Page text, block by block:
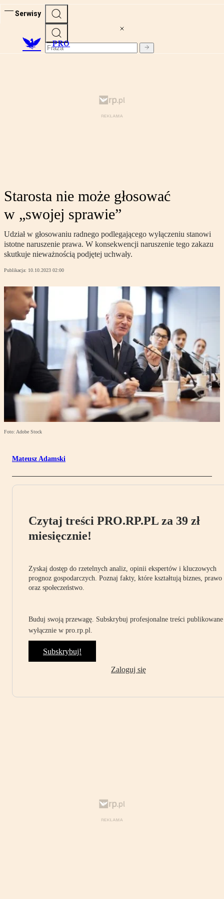
Serwisy
PRO
Starosta nie może głosować
w „swojej sprawie”
Udział w głosowaniu radnego podlegającego wyłączeniu stanowi
istotne naruszenie prawa. W konsekwencji naruszenie tego zakazu
skutkuje nieważnością podjętej uchwały.
Publikacja: 10.10.2023 02:00
Foto: Adobe Stock
Mateusz Adamski
Czytaj treści PRO.RP.PL za 39 zł
miesięcznie!
Zyskaj dostęp do rzetelnych analiz, opinii ekspertów i kluczowych
prognoz gospodarczych. Poznaj fakty, które kształtują biznes, prawo
oraz społeczeństwo.
Buduj swoją przewagę. Subskrybuj profesjonalne treści publikowane
wyłącznie w pro.rp.pl.
Subskrybuj!
Zaloguj się